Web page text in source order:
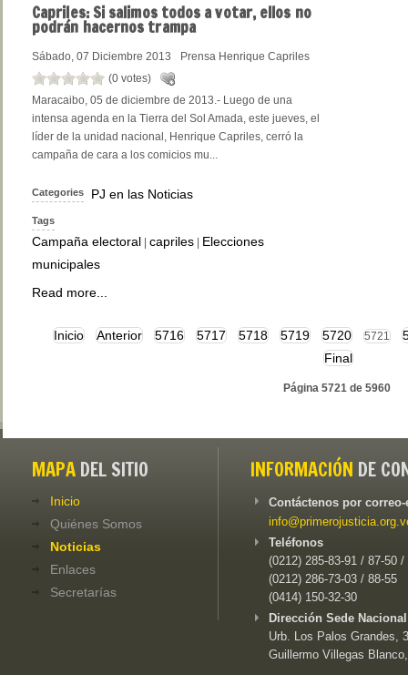
Capriles:Si salimos todos a votar, ellos no
podrán hacernos trampa
Sábado, 07 Diciembre 2013
Prensa Henrique Capriles
(0 votes)
Maracaibo, 05 de diciembre de 2013.- Luego de una
intensa agenda en la Tierra del Sol Amada, este jueves, el
líder de la unidad nacional, Henrique Capriles, cerró la
campaña de cara a los comicios mu...
Categories PJ en las Noticias
Tags
Campaña electoral capriles
Elecciones
municipales
Read more...
Inicio Anterior 5716 5717 5718 5719 5720 5721
Final
Página 5721 de 5960
MAPA DEL SITIO
Inicio
Quiénes Somos
Noticias
Enlaces
Secretarías
INFORMACIÓN DE
Contáctenos por
Teléfonos
(0212) 285-83-91 / 87-50 /
(0212) 286-73-03 / 88-55
(0414) 150-32-30
Dirección Sede
Urb. Los Palos Grandes,
Guillermo Villegas